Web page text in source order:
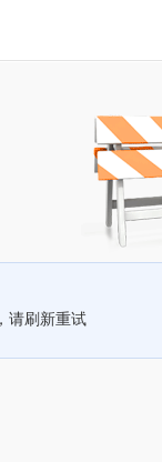
请刷新重试